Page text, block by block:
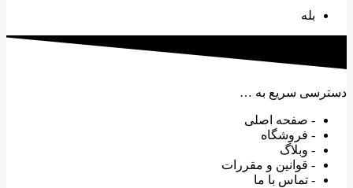
بله
دسترسی سریع به …
- صفحه اصلی
- فروشگاه
- وبلاگ
- قوانین و مقررات
- تماس با ما